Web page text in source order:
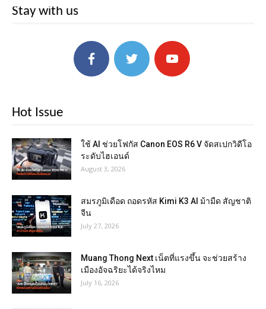
Stay with us
Hot Issue
ใช้ AI ช่วยโฟกัส Canon EOS R6 V จัดสเปกวิดีโอ
ระดับไฮเอนด์
August 3, 2026
สมรภูมิเดือด ถอดรหัส Kimi K3 AI ม้ามืด สัญชาติ
จีน
July 27, 2026
Muang Thong Next เน็ตที่แรงขึ้น จะช่วยสร้าง
เมืองอัจฉริยะได้จริงไหม
July 16, 2026